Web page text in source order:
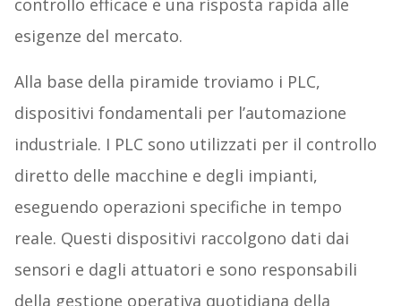
controllo efficace e una risposta rapida alle
esigenze del mercato.
Alla base della piramide troviamo i PLC,
dispositivi fondamentali per l’automazione
industriale. I PLC sono utilizzati per il controllo
diretto delle macchine e degli impianti,
eseguendo operazioni specifiche in tempo
reale. Questi dispositivi raccolgono dati dai
sensori e dagli attuatori e sono responsabili
della gestione operativa quotidiana della